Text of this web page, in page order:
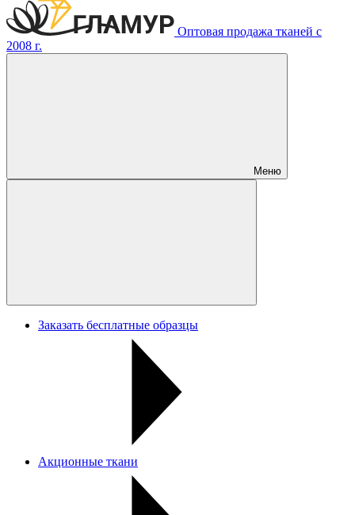
Оптовая продажа тканей с
2008 г.
Меню
Заказать бесплатные образцы
Акционные ткани